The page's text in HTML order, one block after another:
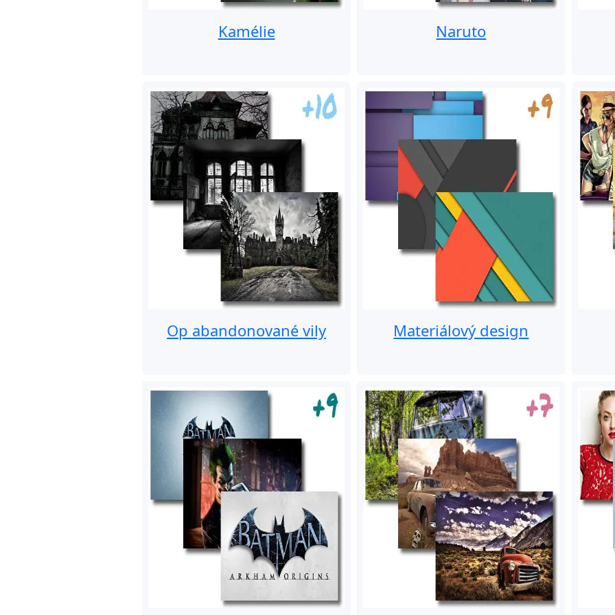
Kamélie Naruto
Op abandonované vily Materiálový design